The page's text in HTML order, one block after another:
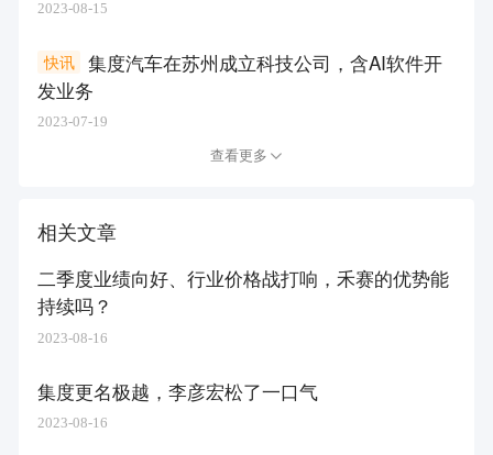
2023-08-15
集度汽车在苏州成立科技公司，含AI软件开
发业务
快讯
2023-07-19
查看更多
相关文章
二季度业绩向好、行业价格战打响，禾赛的优势能
持续吗？
2023-08-16
集度更名极越，李彦宏松了一口气
2023-08-16